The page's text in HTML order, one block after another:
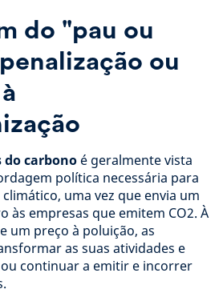
do "pau ou
ou
do carbono é geralmente vista
política necessária para
uma vez que envia um
às empresas que emitem CO2. À
um preço à poluição, as
as suas atividades e
continuar a emitir e incorrer